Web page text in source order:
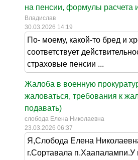
на пенсии, формулы расчета
Владислав
30.03.2026 14:19
По- моему, какой-то бред и
соответствует
страховые пенсии ...
Жалоба в военную
жаловаться, требования к
подавать)
слобода Елена Николаевна
23.03.2026 06:37
Я,Слобода Елена
г.Сортавала п.Хаапалампи.У